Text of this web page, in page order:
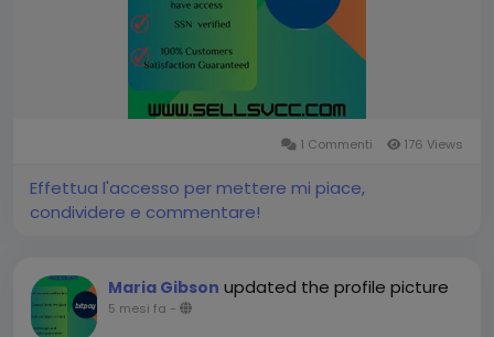
1 Commenti 176 Views
Effettua l'accesso per mettere mi piace,
condividere e commentare!
Maria Gibson updated the profile picture
5 mesi fa -